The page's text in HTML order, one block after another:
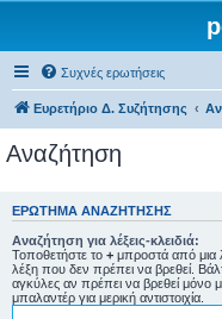
Συχνές ερωτήσεις
Ευρετήριο Δ. Συζήτησης
Αναζήτηση
ΕΡΏΤΗΜΑ ΑΝΑΖΉΤΗΣΗΣ
Αναζήτηση για λέξεις-κλειδιά:
Τοποθετήστε το + μπροστά από μια
λέξη που δεν πρέπει να βρεθεί.
αγκύλες αν πρέπει να βρεθεί μόνο
μπαλαντέρ για μερική αντιστοιχία.